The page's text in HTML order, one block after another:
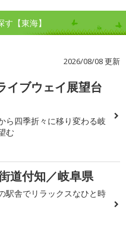
【東海】
2026/08/08 更新
イブウェイ展望台
ら四季折々に移り変わる岐
む
道付知／岐阜県
駅舎でリラックスなひと時